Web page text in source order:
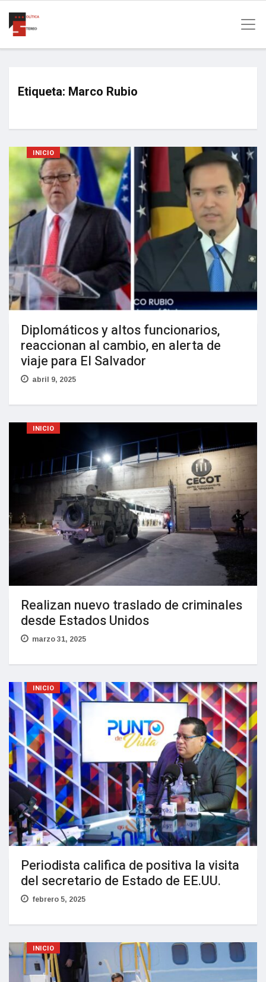
Etiqueta: Marco Rubio
INICIO
Diplomáticos y altos funcionarios,
reaccionan al cambio, en alerta de
viaje para El Salvador
abril 9, 2025
INICIO
Realizan nuevo traslado de criminales
desde Estados Unidos
marzo 31, 2025
INICIO
Periodista califica de positiva la visita
del secretario de Estado de EE.UU.
febrero 5, 2025
INICIO